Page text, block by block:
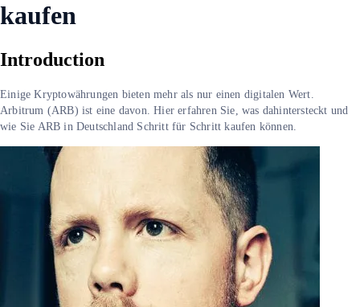
kaufen
Introduction
Einige Kryptowährungen bieten mehr als nur einen digitalen Wert.
Arbitrum (ARB) ist eine davon. Hier erfahren Sie, was dahintersteckt und
wie Sie ARB in Deutschland Schritt für Schritt kaufen können.